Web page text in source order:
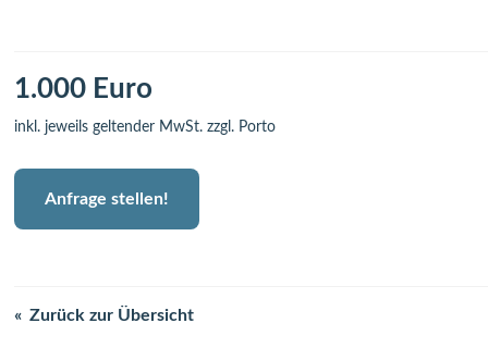
1.000 Euro
inkl. jeweils geltender MwSt. zzgl. Porto
Anfrage stellen!
Zurück zur Übersicht